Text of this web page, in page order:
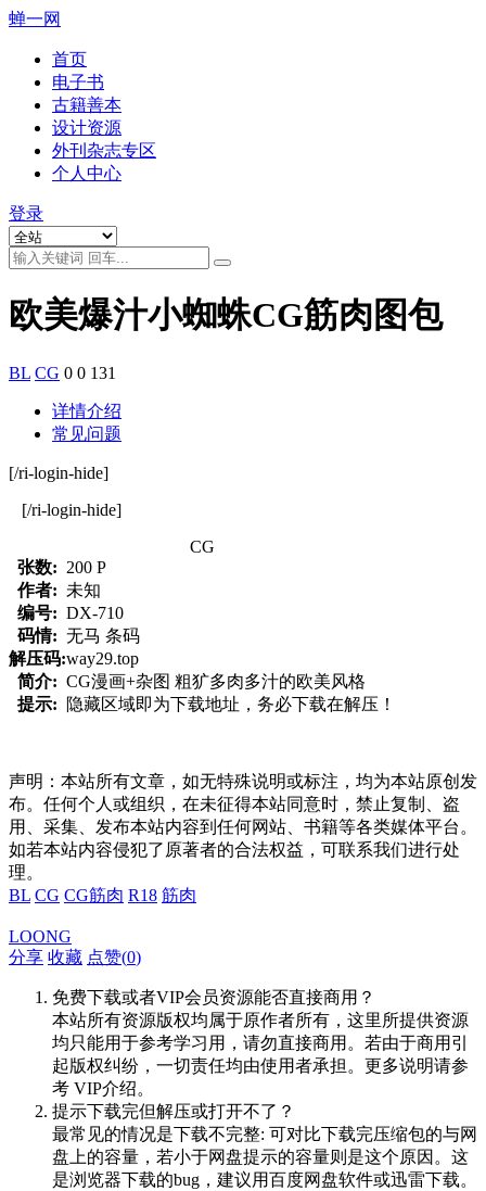
蝉一网
首页
电子书
古籍善本
设计资源
外刊杂志专区
个人中心
登录
欧美爆汁小蜘蛛CG筋肉图包
BL CG 0 0 131
详情介绍
常见问题
[/ri-login-hide]
[/ri-login-hide]
CG
张数: 200 P
作者: 未知
编号: DX-710
码情: 无马 条码
解压码:way29.top
简介: CG漫画+杂图 粗犷多肉多汁的欧美风格
提示:
隐藏区域即为下载地址，务必下载在解压！
声明：本站所有文章，如无特殊说明或标注，均为本站原创发
布。任何个人或组织，在未征得本站同意时，禁止复制、盗
用、采集、发布本站内容到任何网站、书籍等各类媒体平台。
如若本站内容侵犯了原著者的合法权益，可联系我们进行处
理。
BL CG CG筋肉 R18 筋肉
LOONG
分享 收藏 点赞(0)
免费下载或者VIP会员资源能否直接商用？
本站所有资源版权均属于原作者所有，这里所提供资源
均只能用于参考学习用，请勿直接商用。若由于商用引
起版权纠纷，一切责任均由使用者承担。更多说明请参
考 VIP介绍。
提示下载完但解压或打开不了？
最常见的情况是下载不完整: 可对比下载完压缩包的与网
盘上的容量，若小于网盘提示的容量则是这个原因。这
是浏览器下载的bug，建议用百度网盘软件或迅雷下载。